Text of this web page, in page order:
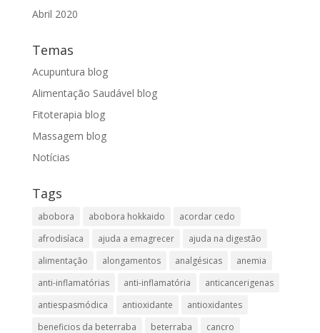
Abril 2020
Temas
Acupuntura blog
Alimentação Saudável blog
Fitoterapia blog
Massagem blog
Notícias
Tags
abobora abobora hokkaido
acordar cedo
afrodisíaca
ajuda a emagrecer
ajuda na digestão
alimentação
alongamentos analgésicas
anemia
anti-inflamatórias
anti-inflamatória​
anticancerigenas
antiespasmódica
antioxidante
antioxidantes
beneficios da beterraba
beterraba cancro